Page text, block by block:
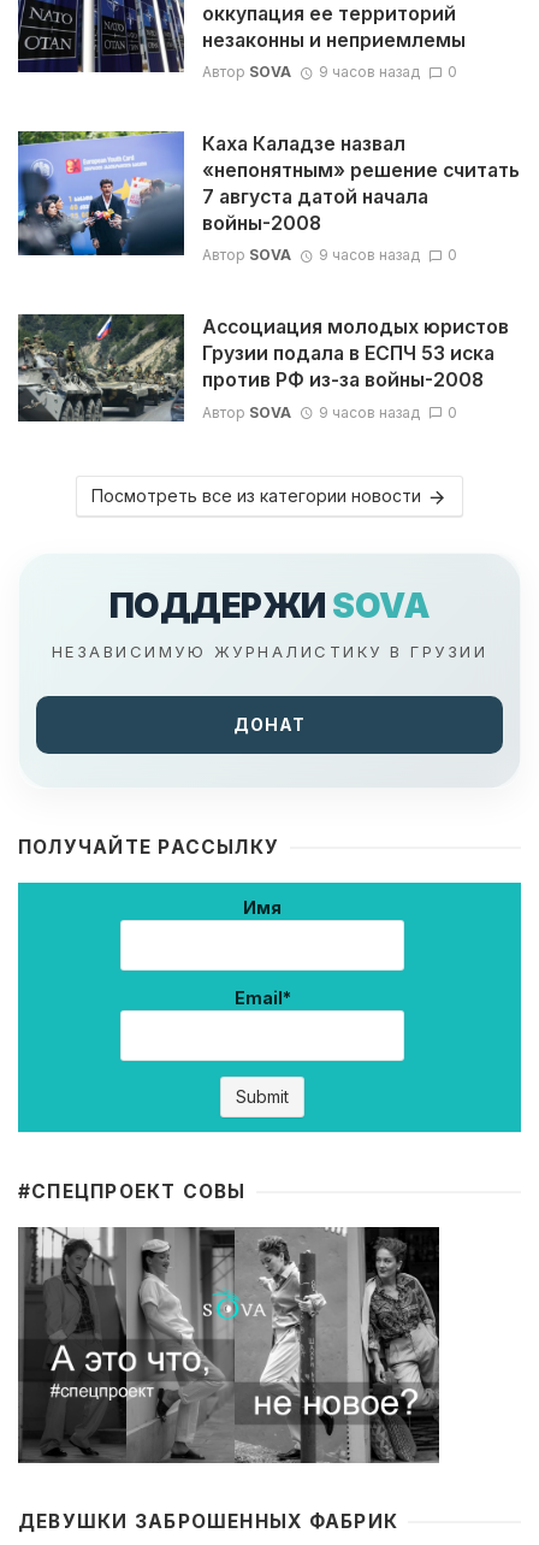
оккупация ее территорий
незаконны и неприемлемы
Автор SOVA 9 часов назад 0
Каха Каладзе назвал
«непонятным» решение считать
7 августа датой начала
войны-2008
Автор SOVA 9 часов назад 0
Ассоциация молодых юристов
Грузии подала в ЕСПЧ 53 иска
против РФ из-за войны-2008
Автор SOVA 9 часов назад 0
Посмотреть все из категории новости
ПОДДЕРЖИ SOVA
НЕЗАВИСИМУЮ ЖУРНАЛИСТИКУ В ГРУЗИИ
ДОНАТ
ПОЛУЧАЙТЕ РАССЫЛКУ
Имя
Email*
#CПЕЦПРОЕКТ СОВЫ
ДЕВУШКИ ЗАБРОШЕННЫХ ФАБРИК